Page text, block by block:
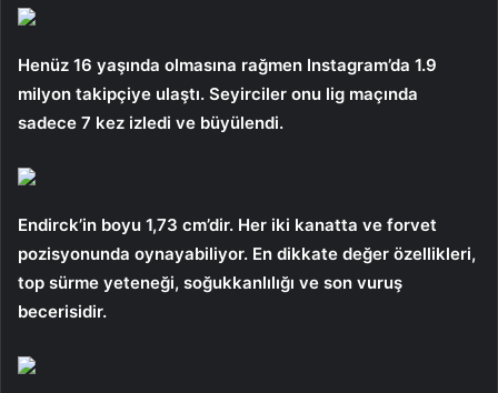
Henüz 16 yaşında olmasına rağmen Instagram’da 1.9
milyon takipçiye ulaştı. Seyirciler onu lig maçında
sadece 7 kez izledi ve büyülendi.
Endirck’in boyu 1,73 cm’dir. Her iki kanatta ve forvet
pozisyonunda oynayabiliyor. En dikkate değer özellikleri,
top sürme yeteneği, soğukkanlılığı ve son vuruş
becerisidir.